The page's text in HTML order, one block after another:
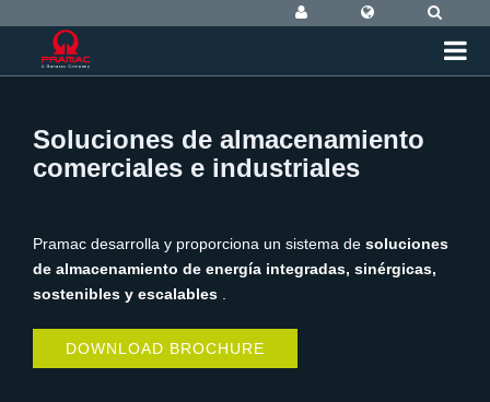
Soluciones de almacenamiento
comerciales e industriales
Pramac desarrolla y proporciona un sistema de soluciones
de almacenamiento de energía integradas, sinérgicas,
sostenibles y escalables
DOWNLOAD BROCHURE